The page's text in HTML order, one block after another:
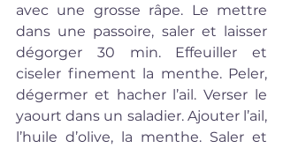
avec une grosse râpe. Le mettre
dans une passoire, saler et laisser
dégorger 30 min. Effeuiller et
ciseler finement la menthe. Peler,
dégermer et hacher l’ail. Verser le
yaourt dans un saladier. Ajouter l’ail,
l’huile d’olive, la menthe. Saler et